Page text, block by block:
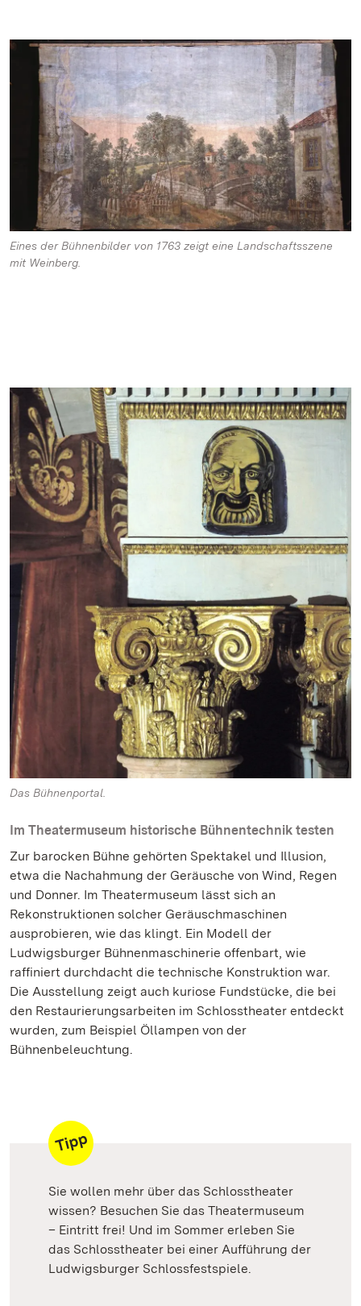
Eines der Bühnenbilder von 1763 zeigt eine Landschaftsszene
mit Weinberg.
Das Bühnenportal.
Im Theatermuseum historische Bühnentechnik testen
Zur barocken Bühne gehörten Spektakel und Illusion,
etwa die Nachahmung der Geräusche von Wind, Regen
und Donner. Im Theatermuseum lässt sich an
Rekonstruktionen solcher Geräuschmaschinen
ausprobieren, wie das klingt. Ein Modell der
Ludwigsburger Bühnenmaschinerie offenbart, wie
raffiniert durchdacht die technische Konstruktion war.
Die Ausstellung zeigt auch kuriose Fundstücke, die bei
den Restaurierungsarbeiten im Schlosstheater entdeckt
wurden, zum Beispiel Öllampen von der
Bühnenbeleuchtung.
Sie wollen mehr über das Schlosstheater
wissen? Besuchen Sie das Theatermuseum
– Eintritt frei! Und im Sommer erleben Sie
das Schlosstheater bei einer Aufführung der
Ludwigsburger Schlossfestspiele.